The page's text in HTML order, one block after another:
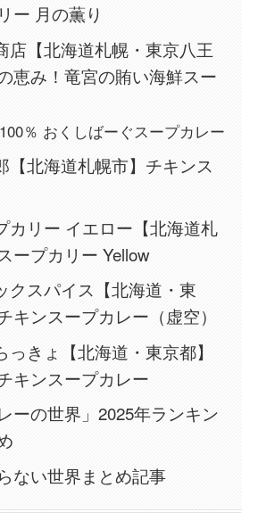
ー 月の薫り
店【北海道札幌・東京八王
恵み！竜宮の賄い海鮮スー
％ おくしばーぐスープカレー
【北海道札幌市】チキンス
カリー イエロー【北海道札
ープカリー Yellow
クスパイス【北海道・東
キンスープカレー（虚空）
っきょ【北海道・東京都】
キンスープカレー
ーの世界」2025年ランキン
ない世界まとめ記事